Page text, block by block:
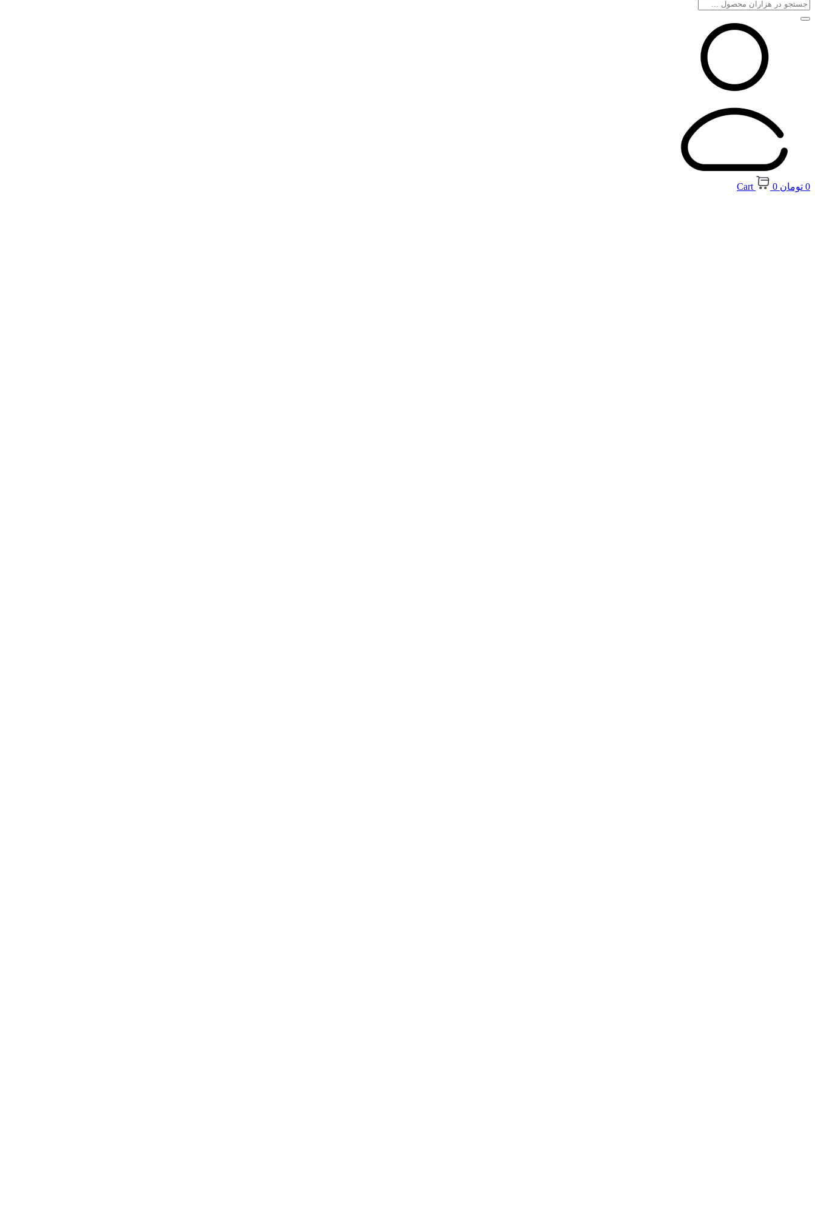
0 تومان 0
Cart